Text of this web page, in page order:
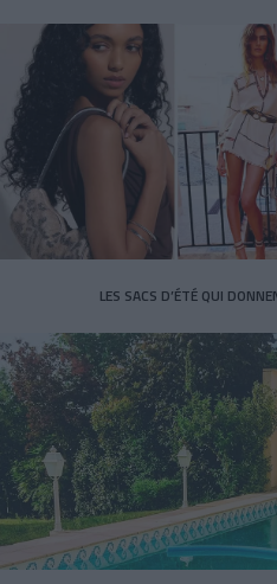
LES SACS D’ÉTÉ QUI